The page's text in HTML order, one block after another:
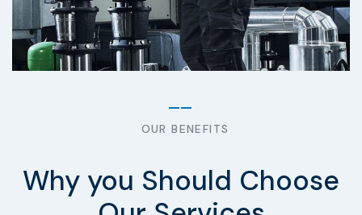
OUR BENEFITS
Why you Should Choose